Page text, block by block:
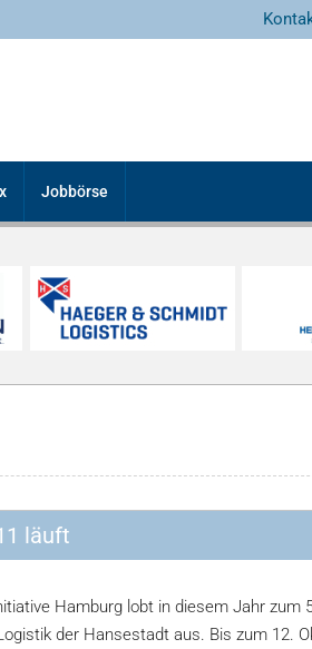
Jobbörse
läuft
Hamburg lobt in diesem Jahr zum
der Hansestadt aus. Bis zum 12.